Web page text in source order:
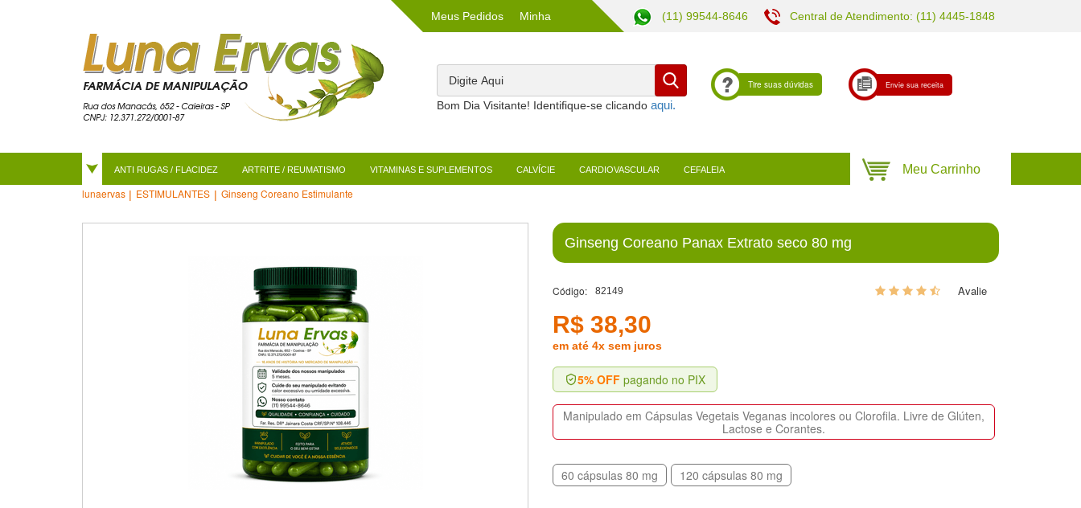
Meus Pedidos Minha (11) 99544-8646 Central de Atendimento: (11) 4445-1848
Bom Dia Visitante! Identifique-se clicando
Tire suas dúvidas Envie sua receita
ANTI RUGAS / FLACIDEZ ARTRITE / REUMATISMO VITAMINAS E SUPLEMENTOS CALVÍCIE CARDIOVASCULAR CEFALEIA
lunaervas ESTIMULANTES Ginseng Coreano Estimulante
Ginseng Coreano Panax Extrato seco 80 mg
Código: 82149
R$ 38,30
em até 4x sem juros
5% OFF pagando no PIX
Manipulado em Cápsulas Vegetais Veganas incolores ou Clorofila. Livre de Glúten,
Lactose e Corantes.
60 cápsulas 80 mg 120 cápsulas 80 mg